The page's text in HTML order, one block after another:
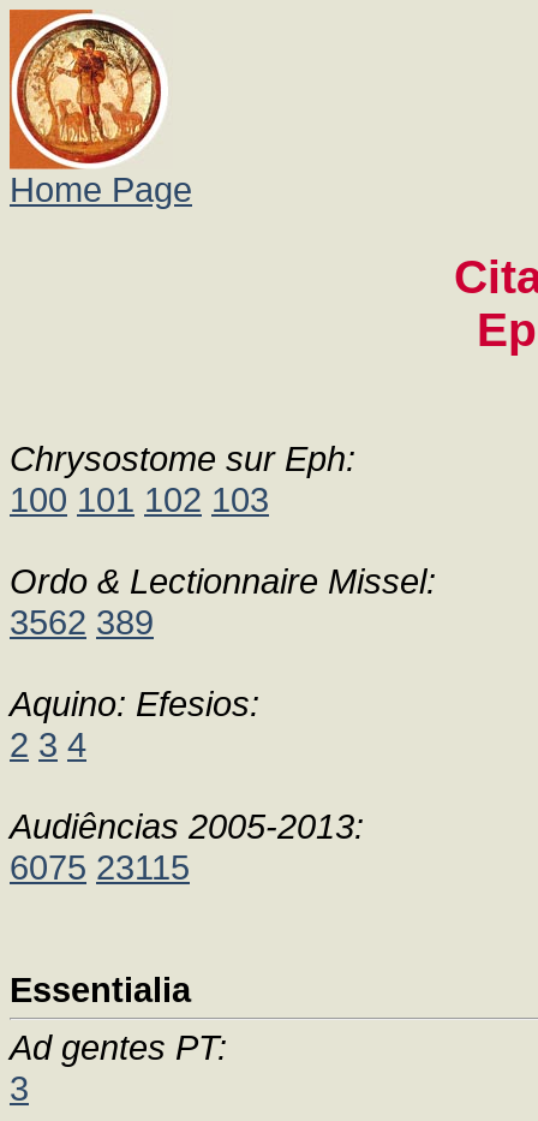
Home Page
Chrysostome sur Eph:
100 101 102 103
Ordo & Lectionnaire Missel:
3562 389
Aquino: Efesios:
2 3 4
Audiências 2005-2013:
6075 23115
Essentialia
Ad gentes PT:
3